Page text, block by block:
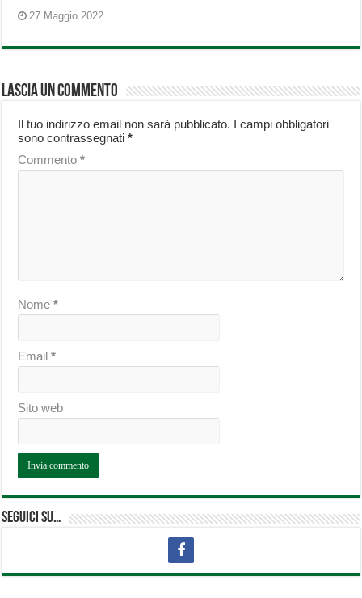
27 Maggio 2022
Lascia un commento
Il tuo indirizzo email non sarà pubblicato. I campi obbligatori
sono contrassegnati*
Commento*
Nome*
Email*
Sito web
Seguici su…